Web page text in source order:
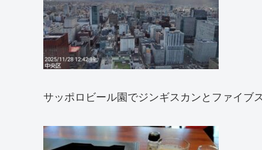
サッポロビール園でジンギスカンとファイブ